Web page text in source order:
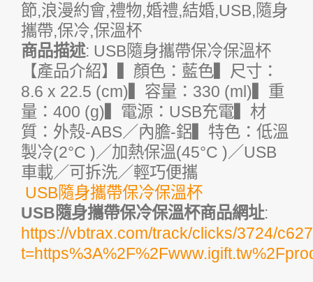
節,浪漫約會,禮物,婚禮,結婚,USB,隨身
攜帶,保冷,保溫杯
商品描述: USB隨身攜帶保冷保溫杯
【產品介紹】▍顏色：藍色▍尺寸：
8.6 x 22.5 (cm)▍容量：330 (ml)▍重
量：400 (g)▍電源：USB充電▍材
質：外殼-ABS／內膽-鋁▍特色：低溫
製冷(2°C )／加熱保溫(45°C )／USB
車載／可拆洗／輕巧便攜
USB隨身攜帶保冷保溫杯
USB隨身攜帶保冷保溫杯商品網址:
https://vbtrax.com/track/clicks/3724/